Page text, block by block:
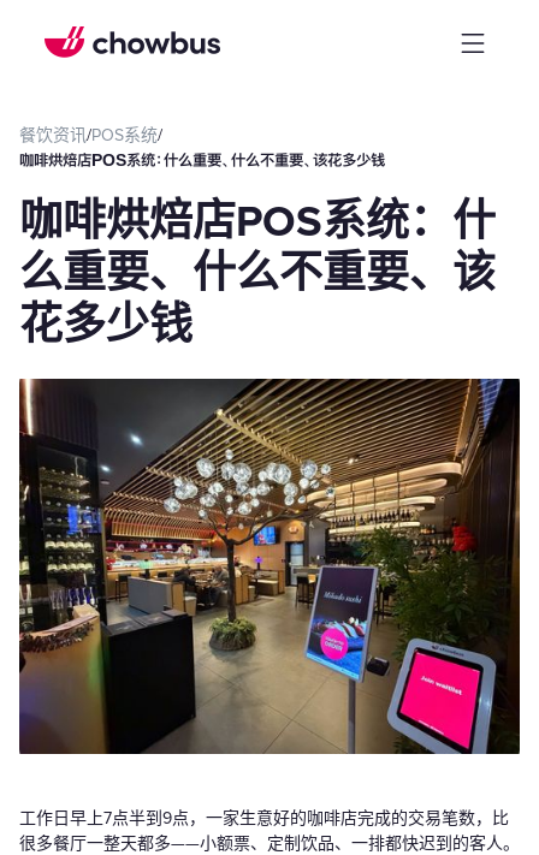
餐饮资讯/POS系统/
咖啡烘焙店POS系统：什么重要、什么不重要、该花多少钱
咖啡烘焙店POS系统：什
么重要、什么不重要、该
花多少钱
工作日早上7点半到9点，一家生意好的咖啡店完成的交易笔数，比
很多餐厅一整天都多——小额票、定制饮品、一排都快迟到的客人。